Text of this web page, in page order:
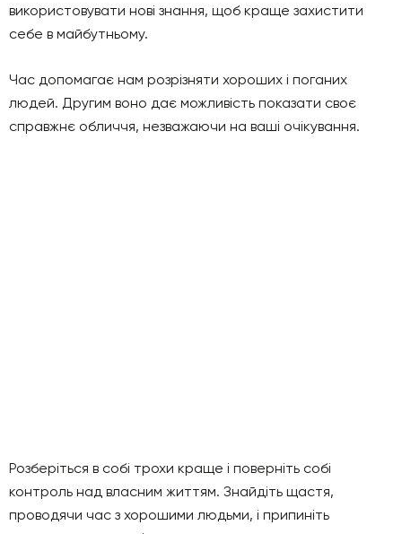
використовувати нові знання, щоб краще захистити
себе в майбутньому.
Час допомагає нам розрізняти хороших і поганих
людей. Другим воно дає можливість показати своє
справжнє обличчя, незважаючи на ваші очікування.
Розберіться в собі трохи краще і поверніть собі
контроль над власним життям. Знайдіть щастя,
проводячи час з хорошими людьми, і припиніть